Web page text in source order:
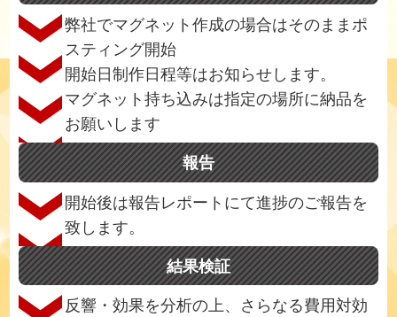
弊社でマグネット作成の場合はそのままポ
スティング開始
開始日制作日程等はお知らせします。
マグネット持ち込みは指定の場所に納品を
お願いします
報告
開始後は報告レポートにて進捗のご報告を
致します。
結果検証
反響・効果を分析の上、さらなる費用対効